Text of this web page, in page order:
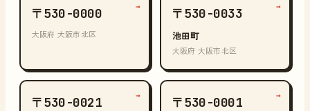
〒530-0000
大阪府 大阪市北区
→ 〒530-0033
池田町
大阪府 大阪市北区
→
〒530-0021 → 〒530-0001 →